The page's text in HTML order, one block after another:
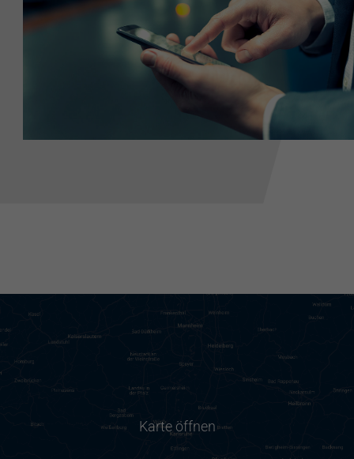
Karte öffnen